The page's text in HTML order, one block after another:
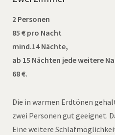
2 Personen
85 € pro Nacht
mind.14 Nächte,
ab 15 Nächten jede weitere
68 €.
Die in warmen Erdtönen
zwei Personen gut geeignet.
Eine weitere